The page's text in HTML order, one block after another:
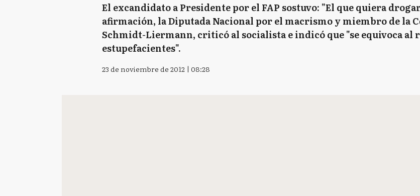
El excandidato a Presidente por el FAP sostuvo: "El que quiera
afirmación, la Diputada Nacional por el macrismo y miembro de la
Schmidt-Liermann, criticó al socialista e indicó que "se equivoca al
estupefacientes".
23 de noviembre de 2012 | 08:28